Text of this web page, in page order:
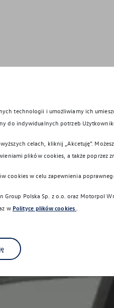
technologii i umożliwiamy ich
do indywidualnych potrzeb
celach, kliknij „Akcetuję”.
plików cookies, a także poprzez
cookies w celu zapewnienia
Polska Sp. z o.o. oraz Motorpol
w Polityce plików cookies .